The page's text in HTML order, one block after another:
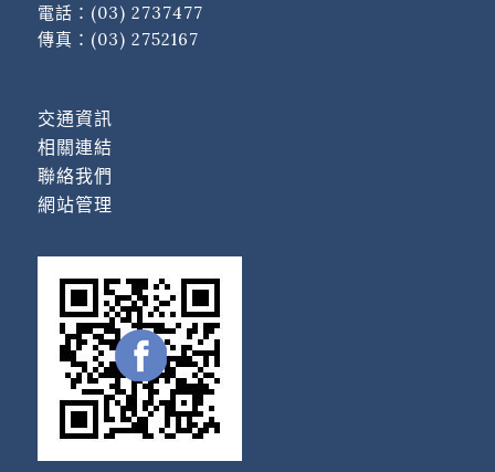
電話： (03) 2737477
傳真：(03) 2752167
交通資訊
相關連結
聯絡我們
網站管理